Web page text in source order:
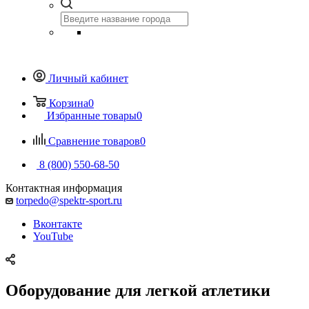
Личный кабинет
Корзина0
Избранные товары0
Сравнение товаров0
8 (800) 550-68-50
Контактная информация
torpedo@spektr-sport.ru
Вконтакте
YouTube
Оборудование для легкой атлетики